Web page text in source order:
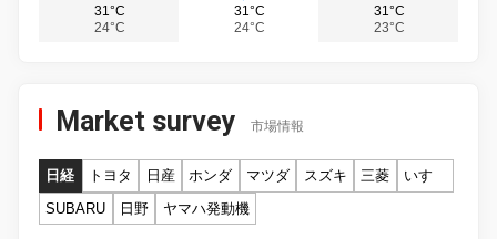
31°C
24°C
31°C
24°C
31°C
23°C
Market survey 市場情報
日経 トヨタ 日産 ホンダ マツダ スズキ 三菱
いすゞ
SUBARU
日野 ヤマハ発動機